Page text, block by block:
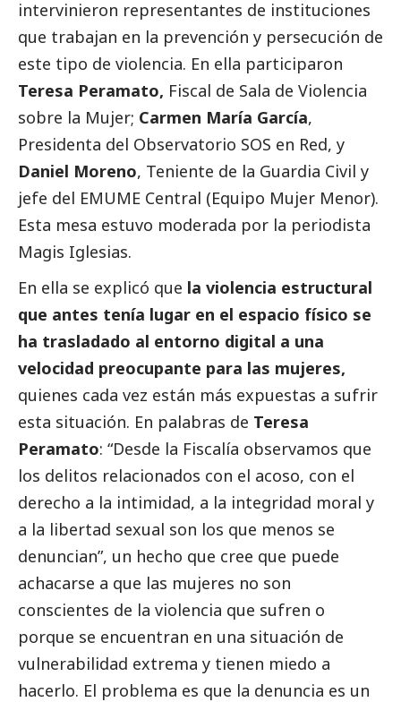
intervinieron representantes de instituciones
que trabajan en la prevención y persecución de
este tipo de violencia. En ella participaron
Teresa Peramato, Fiscal de Sala de Violencia
sobre la Mujer; Carmen María García,
Presidenta del Observatorio SOS en Red, y
Daniel Moreno, Teniente de la Guardia Civil y
jefe del EMUME Central (Equipo Mujer Menor).
Esta mesa estuvo moderada por la periodista
Magis Iglesias.
En ella se explicó que la violencia estructural
que antes tenía lugar en el espacio físico se
ha trasladado al entorno digital a una
velocidad preocupante para las mujeres,
quienes cada vez están más expuestas a sufrir
esta situación. En palabras de Teresa
Peramato: “Desde la Fiscalía observamos que
los delitos relacionados con el acoso, con el
derecho a la intimidad, a la integridad moral y
a la libertad sexual son los que menos se
denuncian”, un hecho que cree que puede
achacarse a que las mujeres no son
conscientes de la violencia que sufren o
porque se encuentran en una situación de
vulnerabilidad extrema y tienen miedo a
hacerlo. El problema es que la denuncia es un